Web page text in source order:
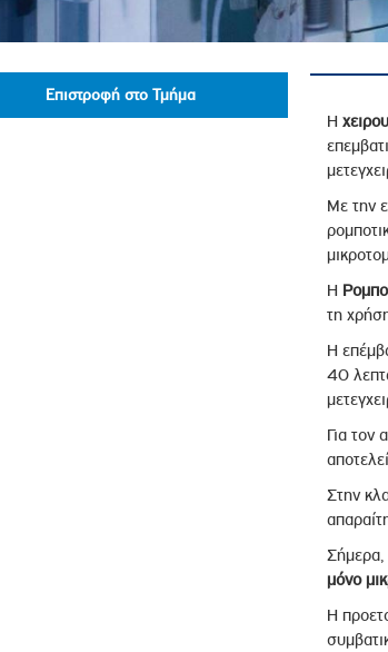
Πολιτική Προσλήψεων
Πολιτικές Ασφάλειας Πληροφοριών
Πολιτική Ανθρώπινων Δικαιωμάτων
Επιτροπή Αποδοχών και
Κανονισμός Επιτροπής Αποδοχών -
Κανονισμός Λειτουργίας Επιτροπής
Διεύθυνση Εσωτερικού Ελέγχου
Έκθεσης Βιώσιμης Ανάπτυξης 2023
Έκθεση Βιώσιμης Ανάπτυξης 2024
Πολιτική Δέουσας Επιμέλειας
Πολιτική Αναγνώρισης
Επιστροφή στο Τμήμα
Η
Με την
Η
τη
Η
40
Για τον
Στην
Σήμερα,
μόνο
Η